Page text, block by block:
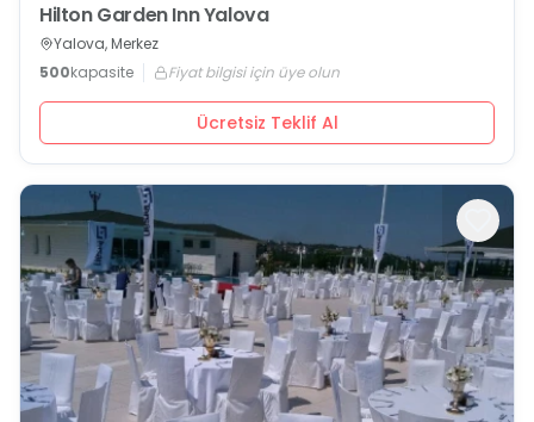
Hilton Garden Inn Yalova
Yalova, Merkez
500kapasite Fiyat bilgisi için üye olun
Ücretsiz Teklif Al